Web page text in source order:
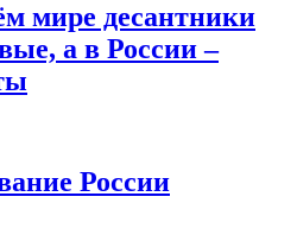
мире десантники
а в России –
России